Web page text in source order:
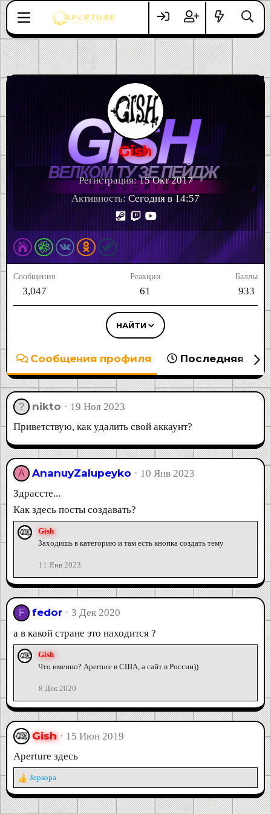
Gish
Регистрация 15 Окт 2017
Активность Сегодня в 14:57
Сообщения
3,047
Реакции
61
Баллы
933
НАЙТИ
Сообщения профиля Последняя
nikto
19 Ноя 2023
Приветствую, как удалить свой аккаунт?
A AnanuyZalupeyko
10 Янв 2023
Здрассте...
Как здесь посты создавать?
Gish
Заходишь в категорию и там есть кнопка создать тему
11 Янв 2023
F fedor
3 Дек 2020
а в какой стране это находится ?
Gish
Что именно? Aperture в США, а сайт в России))
8 Дек 2020
Gish
15 Июн 2019
Aperture здесь
Р
е
а
Зеркора